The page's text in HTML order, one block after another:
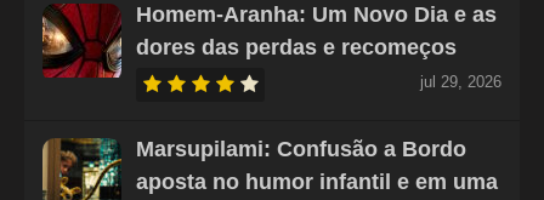
Homem-Aranha: Um Novo Dia e as
dores das perdas e recomeços
jul 29, 2026
Marsupilami: Confusão a Bordo
aposta no humor infantil e em uma